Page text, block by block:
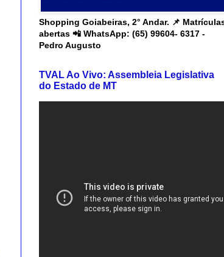
Shopping Goiabeiras, 2° Andar. 📌
abertas 📲 WhatsApp: (65) 99604- 6317 -
Pedro Augusto
TVAL Ao Vivo: Assembleia Legislativa
do Estado de MT